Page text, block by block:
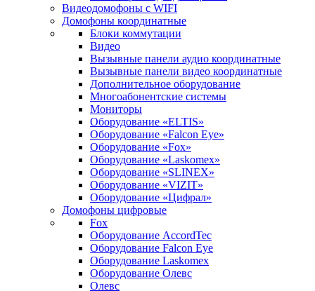
Видеодомофоны с WIFI
Домофоны координатные
Блоки коммутации
Видео
Вызывные панели аудио координатные
Вызывные панели видео координатные
Дополнительное оборудование
Многоабонентские системы
Мониторы
Оборудование «ELTIS»
Оборудование «Falcon Eye»
Оборудование «Fox»
Оборудование «Laskomex»
Оборудование «SLINEX»
Оборудование «VIZIT»
Оборудование «Цифрал»
Домофоны цифровые
Fox
Оборудование AccordTec
Оборудование Falcon Eye
Оборудование Laskomex
Оборудование Олевс
Олевс